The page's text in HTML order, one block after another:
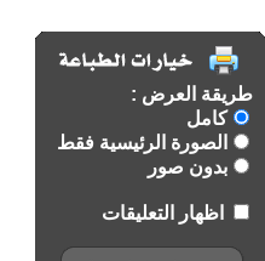
طريقة العرض :
كامل
الصورة الرئيسية فقط
بدون صور
اظهار التعليقات